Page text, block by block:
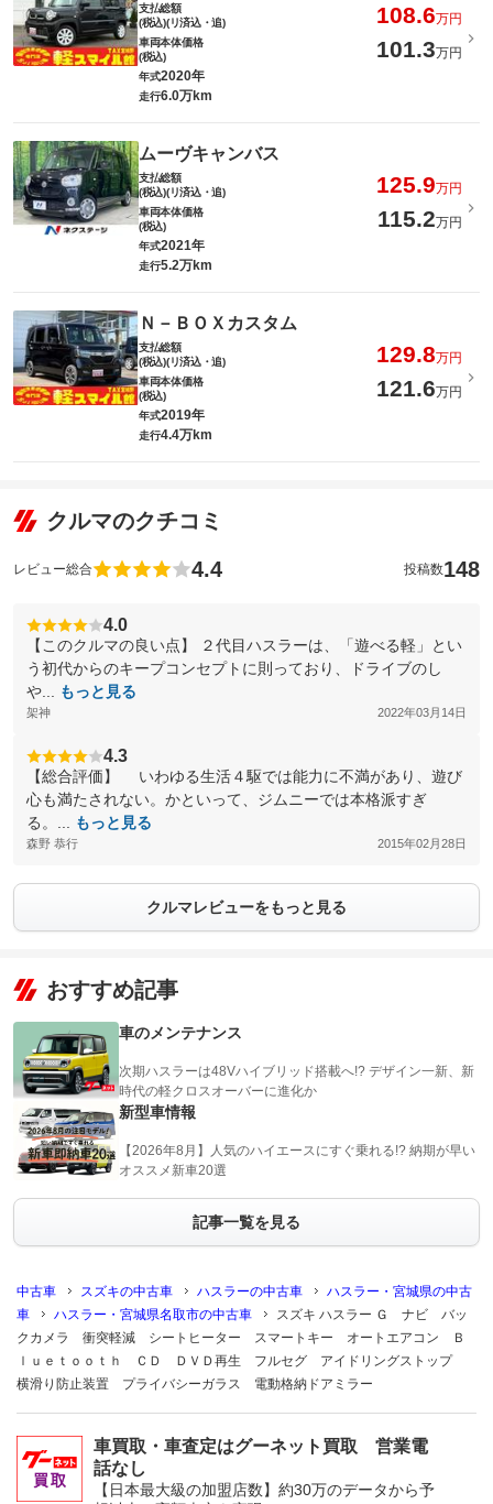
支払総額
(税込)(リ済込・追)
108.6万円
車両本体価格
(税込)
101.3万円
年式2020年
走行6.0万km
ムーヴキャンバス
支払総額
(税込)(リ済込・追)
125.9万円
車両本体価格
(税込)
115.2万円
年式2021年
走行5.2万km
Ｎ－ＢＯＸカスタム
支払総額
(税込)(リ済込・追)
129.8万円
車両本体価格
(税込)
121.6万円
年式2019年
走行4.4万km
クルマのクチコミ
レビュー総合 4.4 投稿数148
4.0
【このクルマの良い点】 ２代目ハスラーは、「遊べる軽」とい
う初代からのキープコンセプトに則っており、ドライブのし
や...
もっと見る
架神 2022年03月14日
4.3
【総合評価】 いわゆる生活４駆では能力に不満があり、遊び
心も満たされない。かといって、ジムニーでは本格派すぎ
る。...
もっと見る
森野 恭行 2015年02月28日
クルマレビューをもっと見る
おすすめ記事
車のメンテナンス
次期ハスラーは48Vハイブリッド搭載へ!? デザイン一新、新
時代の軽クロスオーバーに進化か
新型車情報
【2026年8月】人気のハイエースにすぐ乗れる!? 納期が早い
オススメ新車20選
記事一覧を見る
中古車 スズキの中古車 ハスラーの中古車
ハスラー・宮城県の中古
車
ハスラー・宮城県名取市の中古車
スズキ ハスラー Ｇ ナビ バッ
クカメラ 衝突軽減 シートヒーター スマートキー オートエアコン Ｂ
ｌｕｅｔｏｏｔｈ ＣＤ ＤＶＤ再生 フルセグ アイドリングストップ
横滑り防止装置 プライバシーガラス 電動格納ドアミラー
車買取・車査定はグーネット買取 営業電
話なし
【日本最大級の加盟店数】約30万のデータから予